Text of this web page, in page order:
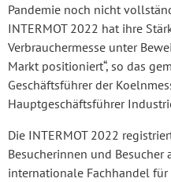
Pandemie noch nicht
INTERMOT 2022 hat ihre
Verbrauchermesse unter
Markt positioniert“, so das
Geschäftsführer der
Hauptgeschäftsführer
Die INTERMOT 2022
Besucherinnen und
internationale Fachhandel